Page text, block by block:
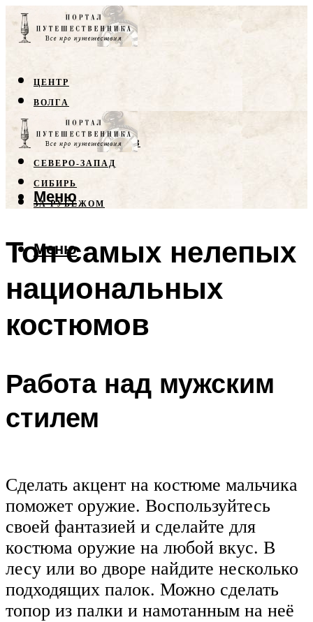
ЦЕНТР
ВОЛГА
КРЫМ
СЕВЕРНЫЙ КАВКАЗ
СЕВЕРО-ЗАПАД
СИБИРЬ
ЗА РУБЕЖОМ
Меню
Меню
Топ самых нелепых
национальных
костюмов
Работа над мужским
стилем
Сделать акцент на костюме мальчика
поможет оружие. Воспользуйтесь
своей фантазией и сделайте для
костюма оружие на любой вкус. В
лесу или во дворе найдите несколько
подходящих палок. Можно сделать
топор из палки и намотанным на неё